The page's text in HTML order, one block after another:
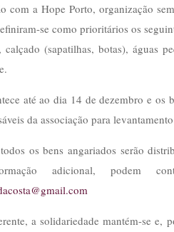
com a Hope Porto, organização
se como prioritários os
(sapatilhas, botas), águas
até ao dia 14 de dezembro e os
da associação para
os bens angariados serão
adicional, podem
a solidariedade mantém-se e,